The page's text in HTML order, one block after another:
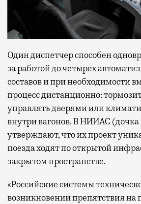
Один диспетчер способен
за работой до четырех
составов и при необходимости
процесс дистанционно:
управлять дверями или
внутри вагонов. В НИИАС
утверждают, что их проект
поезда ходят по открытой
закрытом пространстве.
«Российские системы
возникновении препятствия на